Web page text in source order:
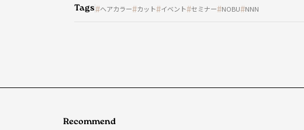
Tags ヘアカラー カット イベント セミナー NOBU NNN
Recommend